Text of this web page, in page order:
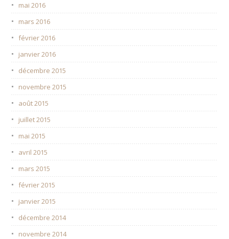
mai 2016
mars 2016
février 2016
janvier 2016
décembre 2015
novembre 2015
août 2015
juillet 2015
mai 2015
avril 2015
mars 2015
février 2015
janvier 2015
décembre 2014
novembre 2014